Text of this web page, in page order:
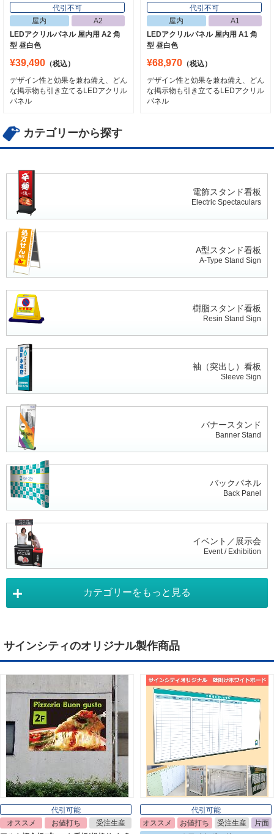
代引不可
屋内
A2
LEDアクリルパネル 屋内用 A2 角
型 昼白色
¥39,490 （税込）
デザイン性と効果を兼ね備え、どん
な掲示物も引き立てるLEDアクリル
パネル
代引不可
屋内
A1
LEDアクリルパネル 屋内用 A1 角
型 昼白色
¥68,970 （税込）
デザイン性と効果を兼ね備え、どん
な掲示物も引き立てるLEDアクリル
パネル
カテゴリーから探す
電飾スタンド看板
Electric Spectaculars
A型スタンド看板
A-Type Stand Sign
樹脂スタンド看板
Resin Stand Sign
袖（突出し）看板
Sleeve Sign
バナースタンド
Banner Stand
バックパネル
Back Panel
イベント／展示会
Event / Exhibition
Tapestry
ライトパネル
Light Panel
ポスターフレーム
Poster Frame
イーゼル
カテゴリーをもっと見る
サインシティのオリジナル製作商品
代引可能
オススメ
お値打ち
受注生産
代引可能
オススメ
お値打ち 受注生産
片面